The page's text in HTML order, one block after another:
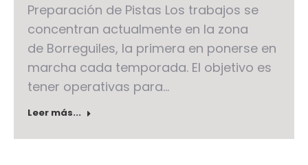
Preparación de Pistas Los trabajos se
concentran actualmente en la zona
de Borreguiles, la primera en ponerse en
marcha cada temporada. El objetivo es
tener operativas para…
Leer más...